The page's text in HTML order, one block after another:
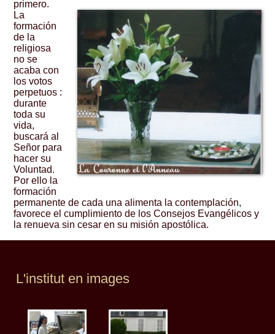
primero.
La
formación
de la
religiosa
no se
acaba con
los votos
perpetuos :
durante
toda su
vida,
buscará al
Señor para
hacer su
Voluntad.
Por ello la
formación
permanente de cada una alimenta la contemplación,
favorece el cumplimiento de los Consejos Evangélicos y
la renueva sin cesar en su misión apostólica.
L'institut en images